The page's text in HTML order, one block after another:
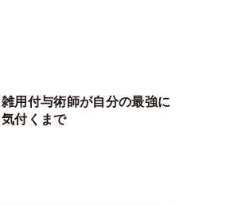
雑用付与術師が自分の最強に
気付くまで